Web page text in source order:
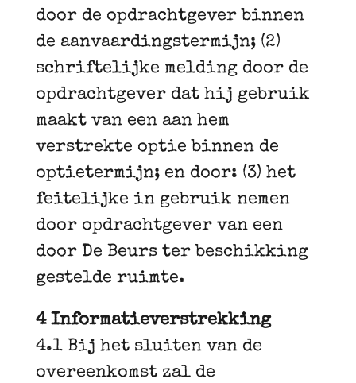
door de opdrachtgever binnen
de aanvaardingstermijn; (2)
schriftelijke melding door de
opdrachtgever dat hij gebruik
maakt van een aan hem
verstrekte optie binnen de
optietermijn; en door: (3) het
feitelijke in gebruik nemen
door opdrachtgever van een
door De Beurs ter beschikking
gestelde ruimte.
4 Informatieverstrekking
4.1 Bij het sluiten van de
overeenkomst zal de